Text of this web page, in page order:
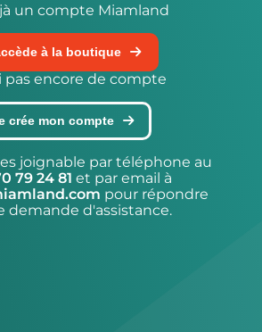
un compte Miamland
à la boutique
pas encore de compte
crée mon compte
joignable par téléphone au
79 24 81 et par email à
pour répondre
demande d'assistance.